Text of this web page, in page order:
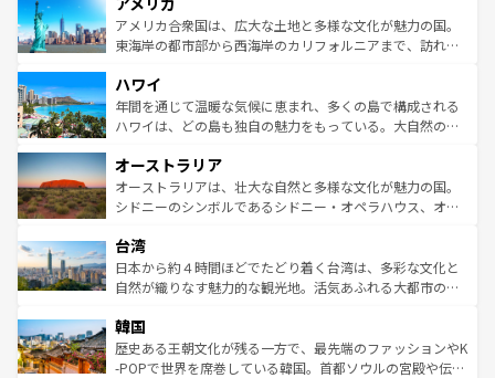
の建物がそのまま残る町や、スイスならではのユニークな
博物館もあり、アルプス観光だけでなく町歩きも満喫する
ことができる。国民の所得が高いため物価も高いが、旅行
ば市内交通費無料で観光を楽しむこともできる。 なお、新
着のスイス情報はコンテンツ一覧 を参照してほしい。
アメリカ合衆国は、広大な土地と多様な文化が魅力の国。
東海岸の都市部から西海岸のカリフォルニアまで、訪れる
のような巨大都市は、観光、ショッピング、エンターテイ
ンメントが詰まった刺激的なスポットだ。一方、アメリカ
西部には大自然が広がり、グランドキャニオンやイエロー
部のニューオーリンズでは、音楽と美食が融合した独特の
文化が魅力。旅行者はアメリカの各地域で異なる魅力を楽
しみながら、その多様性と豊かな歴史を感じることができ
ならではの贅沢な旅のスタイルだ。 なお、新着のアメリカ
情報はコンテンツ一覧を参照してほしい。
ハワイ
年間を通じて温暖な気候に恵まれ、多くの島で構成される
ハワイは、どの島も独自の魅力をもっている。大自然の神
ワイ島は見逃せない。また、定番の観光地といえばオアフ
島だが、静かな自然を求めるならマウイ島やカウアイ島が
おすすめ。エメラルドグリーンに輝く海をはじめ、豊かな
れるおもてなしの心で訪れる人々を迎えてくれるハワイの
人々、おいしいローカルフードやハワイアンミュージッ
ク、伝統的なフラダンスなど、すべてがハワイの魅力を彩
ワイを、存分に味わってほしい。 なお、新着のハワイ情報
はコンテンツ一覧を参照してほしい。
オーストラリア
オーストラリアは、壮大な自然と多様な文化が魅力の国。
シドニーのシンボルであるシドニー・オペラハウス、オー
リアリーフや大陸中央部にそびえるウルル（エアーズロッ
ク）、タスマニアの美しい原生林やケアンズの熱帯雨林な
ど、見どころがたくさん。また、カフェやワイン、オージ
いる。アクティビティも充実しており、サーフィンやダイ
ビング、ハイキングなど、アウトドア好きにはたまらな
い。オーストラリアの多彩な魅力を存分に味わいつくそ
台湾
日本から約４時間ほどでたどり着く台湾は、多彩な文化と
自然が織りなす魅力的な観光地。活気あふれる大都市の台
ン）、静ひつな山岳地帯である台湾東部など、都市の喧騒
と山間の静けさが共存しており、訪れる人に新しい発見と
驚きをもたらしてくれる。また、奥深い台湾の食文化も魅
韓国
歴史ある王朝文化が残る一方で、最先端のファッションやK
-POPで世界を席巻している韓国。首都ソウルの宮殿や伝統